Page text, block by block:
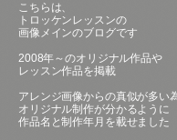
こちらは、
トロッケンレッスンの
画像メインのブログです
2008年～のオリジナル作品や
レッスン作品を掲載
アレンジ画像からの真似が多い
オリジナル制作が分かるように
作品名と制作年月を載せました